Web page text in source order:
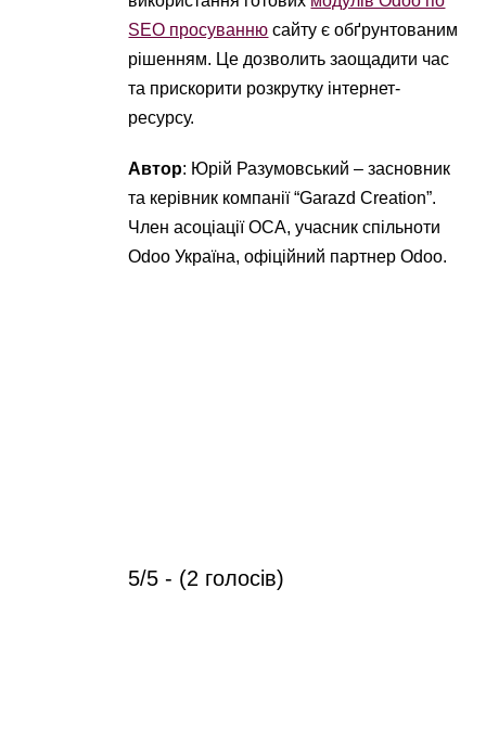
SEO просуванню сайту є обґрунтованим
рішенням. Це дозволить заощадити час
та прискорити розкрутку інтернет-
ресурсу.
Автор: Юрій Разумовський – засновник
та керівник компанії “Garazd Creation”.
Член асоціації OCA, учасник спільноти
Odoo Україна, офіційний партнер Odoo.
5/5 - (2 голосів)